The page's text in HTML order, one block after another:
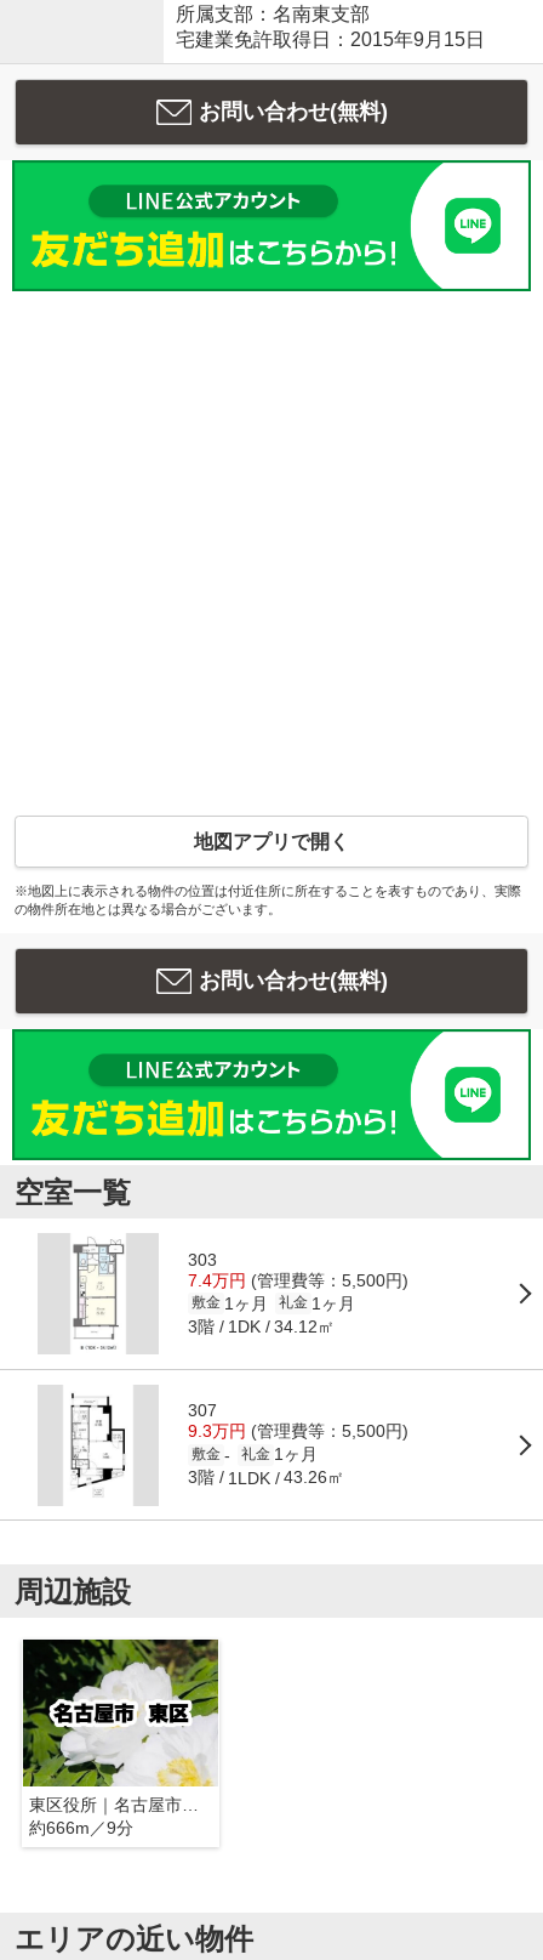
所属支部：名南東支部
宅建業免許取得日：2015年9月15日
お問い合わせ(無料)
地図アプリで開く
※地図上に表示される物件の位置は付近住所に所在することを表すものであり、実際
の物件所在地とは異なる場合がございます。
お問い合わせ(無料)
空室一覧
303
7.4万円 (管理費等：5,500円)
敷金 1ヶ月 礼金 1ヶ月
3階 1DK 34.12㎡
307
9.3万円 (管理費等：5,500円)
敷金 - 礼金 1ヶ月
3階 1LDK 43.26㎡
周辺施設
東区役所｜名古屋市東区
約666m／9分
エリアの近い物件